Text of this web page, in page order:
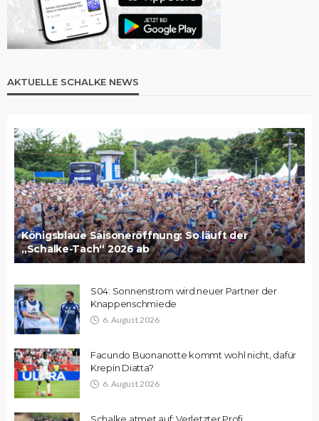
AKTUELLE SCHALKE NEWS
Königsblaue Saisoneröffnung: So läuft der
„Schalke-Tach“ 2026 ab
S04: Sonnenstrom wird neuer Partner der
Knappenschmiede
6. August 2026
Facundo Buonanotte kommt wohl nicht, dafür
Krepin Diatta?
6. August 2026